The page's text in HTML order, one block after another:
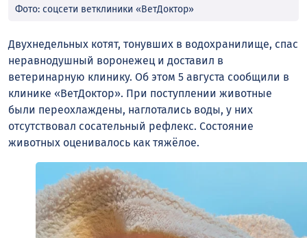
Фото: соцсети ветклиники «ВетДоктор»
Двухнедельных котят, тонувших в водохранилище, спас
неравнодушный воронежец и доставил в
ветеринарную клинику. Об этом 5 августа сообщили в
клинике «ВетДоктор». При поступлении животные
были переохлаждены, наглотались воды, у них
отсутствовал сосательный рефлекс. Состояние
животных оценивалось как тяжёлое.